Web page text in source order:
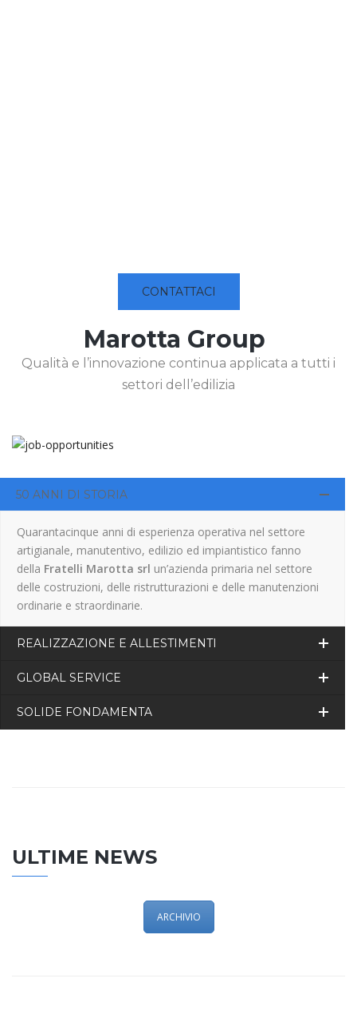
CONTATTACI
Marotta Group
Qualità e l’innovazione continua applicata a tutti i
settori dell’edilizia
50 ANNI DI STORIA
Quarantacinque anni di esperienza operativa nel settore
artigianale, manutentivo, edilizio ed impiantistico fanno
della Fratelli Marotta srl un’azienda primaria nel settore
delle costruzioni, delle ristrutturazioni e delle manutenzioni
ordinarie e straordinarie.
REALIZZAZIONE E ALLESTIMENTI
GLOBAL SERVICE
SOLIDE FONDAMENTA
ULTIME NEWS
ARCHIVIO